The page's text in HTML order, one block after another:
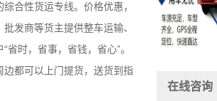
合性货运专线。价格优惠，
发商等货主提供整车运输、
时，省事，省钱，省心”。
都可以上门提货，送货到指
在线咨询